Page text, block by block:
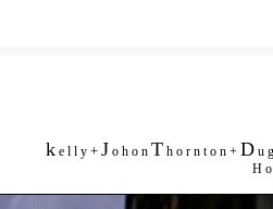
k e l l y + J o h o n T h o r n t o n + D u
H